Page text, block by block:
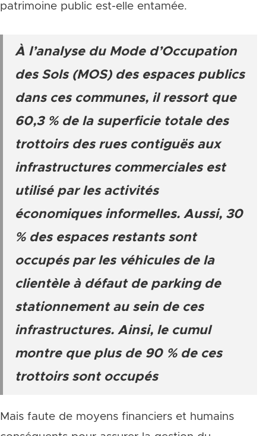
patrimoine public est-elle entamée.
À l’analyse du Mode d’Occupation
des Sols (MOS) des espaces publics
dans ces communes, il ressort que
60,3 % de la superficie totale des
trottoirs des rues contiguës aux
infrastructures commerciales est
utilisé par les activités
économiques informelles. Aussi, 30
% des espaces restants sont
occupés par les véhicules de la
clientèle à défaut de parking de
stationnement au sein de ces
infrastructures. Ainsi, le cumul
montre que plus de 90 % de ces
trottoirs sont occupés
Mais faute de moyens financiers et humains